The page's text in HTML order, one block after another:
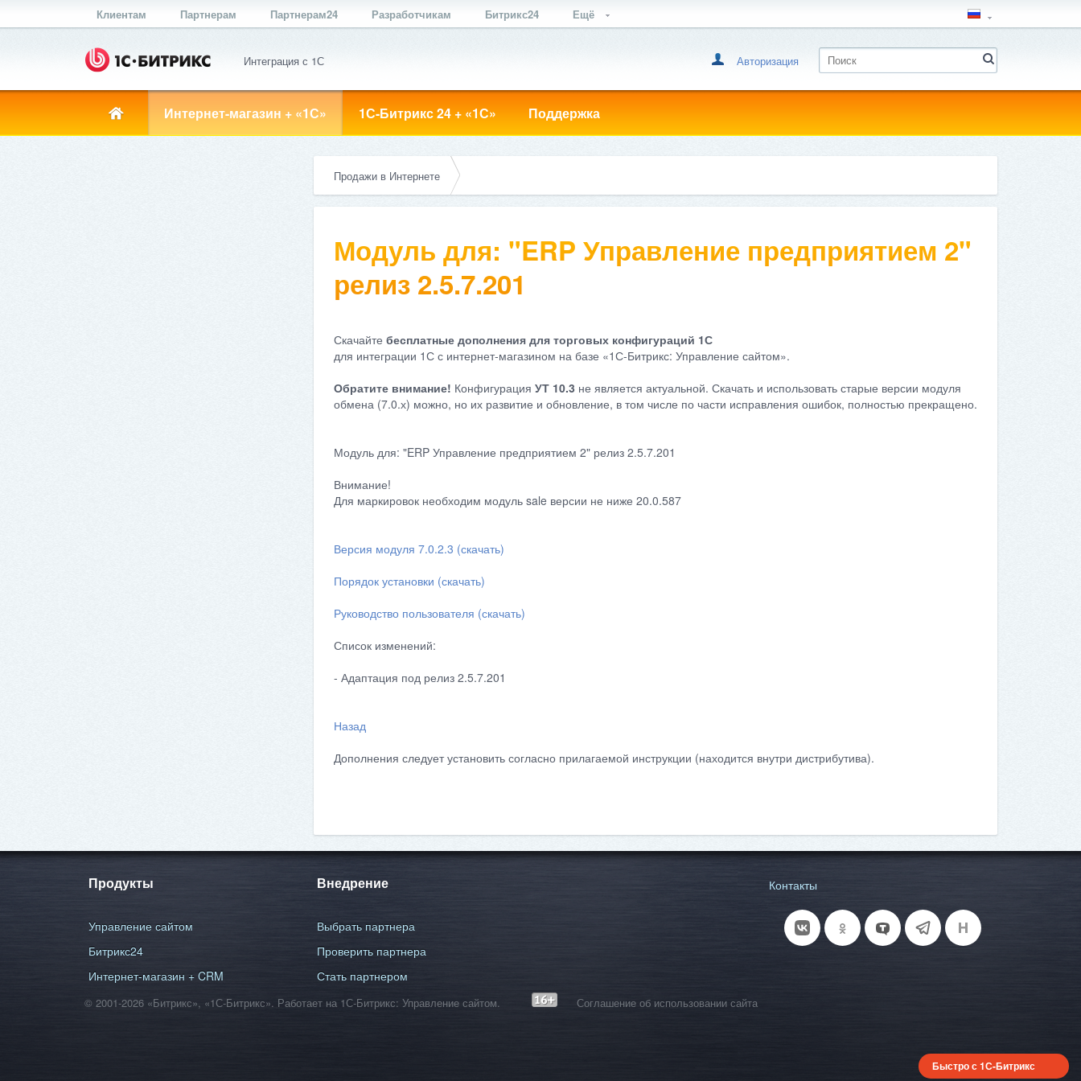
Клиентам Партнерам Партнерам24 Разработчикам Битрикс24 Ещё
Интеграция с 1С Авторизация
Интернет-магазин + «1С» 1С-Битрикс 24 + «1С» Поддержка
Продажи в Интернете
Модуль для: "ERP Управление предприятием 2"
релиз 2.5.7.201
Скачайте бесплатные дополнения для торговых конфигураций 1С
для интеграции 1С с интернет-магазином на базе «1С-Битрикс: Управление сайтом».
Обратите внимание! Конфигурация УТ 10.3 не является актуальной. Скачать и использовать старые версии модуля
обмена (7.0.х) можно, но их развитие и обновление, в том числе по части исправления ошибок, полностью прекращено.
Модуль для: "ERP Управление предприятием 2" релиз 2.5.7.201
Внимание!
Для маркировок необходим модуль sale версии не ниже 20.0.587
Версия модуля 7.0.2.3 (скачать)
Порядок установки (скачать)
Руководство пользователя (скачать)
Список изменений:
- Адаптация под релиз 2.5.7.201
Назад
Дополнения следует установить согласно прилагаемой инструкции (находится внутри дистрибутива).
Продукты
Управление сайтом
Битрикс24
Интернет-магазин + CRM
Внедрение
Выбрать партнера
Проверить партнера
Стать партнером
Контакты
© 2001-2026 «Битрикс», «1С-Битрикс». Работает на 1С-Битрикс: Управление сайтом. Соглашение об использовании сайта
Быстро с 1С-Битрикс